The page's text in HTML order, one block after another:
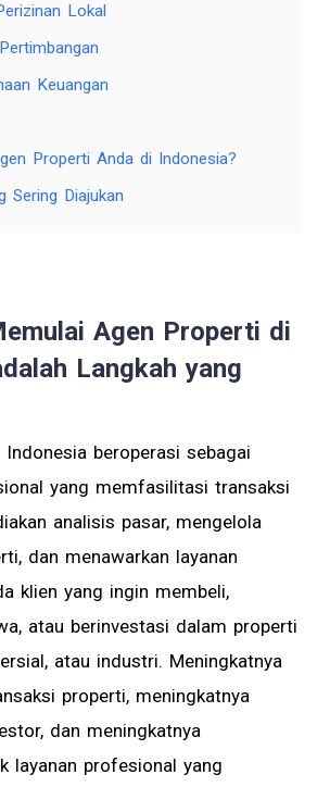
Lokal
Keuangan
Properti Anda di Indonesia?
Sering Diajukan
Agen Properti di
Langkah yang
beroperasi sebagai
yang memfasilitasi transaksi
analisis pasar, mengelola
dan menawarkan layanan
klien yang ingin membeli,
atau berinvestasi dalam properti
atau industri. Meningkatnya
properti, meningkatnya
dan meningkatnya
layanan profesional yang